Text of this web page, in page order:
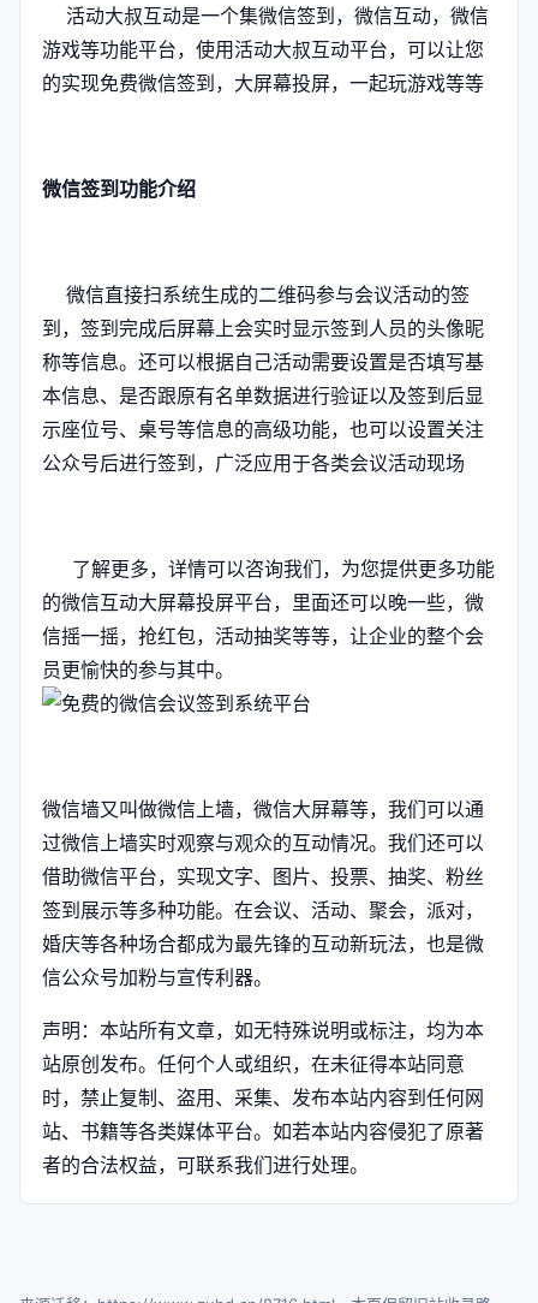
活动大叔互动是一个集微信签到，微信互动，微信
游戏等功能平台，使用活动大叔互动平台，可以让您
的实现免费微信签到，大屏幕投屏，一起玩游戏等等
微信签到功能介绍
微信直接扫系统生成的二维码参与会议活动的签
到，签到完成后屏幕上会实时显示签到人员的头像昵
称等信息。还可以根据自己活动需要设置是否填写基
本信息、是否跟原有名单数据进行验证以及签到后显
示座位号、桌号等信息的高级功能，也可以设置关注
公众号后进行签到，广泛应用于各类会议活动现场
了解更多，详情可以咨询我们，为您提供更多功能
的微信互动大屏幕投屏平台，里面还可以晚一些，微
信摇一摇，抢红包，活动抽奖等等，让企业的整个会
员更愉快的参与其中。
微信墙又叫做微信上墙，微信大屏幕等，我们可以通
过微信上墙实时观察与观众的互动情况。我们还可以
借助微信平台，实现文字、图片、投票、抽奖、粉丝
签到展示等多种功能。在会议、活动、聚会，派对，
婚庆等各种场合都成为最先锋的互动新玩法，也是微
信公众号加粉与宣传利器。
声明：本站所有文章，如无特殊说明或标注，均为本
站原创发布。任何个人或组织，在未征得本站同意
时，禁止复制、盗用、采集、发布本站内容到任何网
站、书籍等各类媒体平台。如若本站内容侵犯了原著
者的合法权益，可联系我们进行处理。